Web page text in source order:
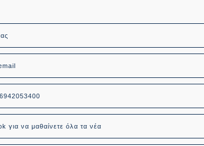
για να μαθαίνετε όλα τα νέα